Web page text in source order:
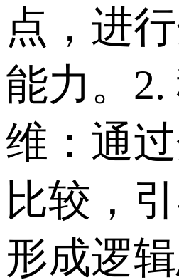
点，进
能力。
维：通过
比较，
形成逻辑